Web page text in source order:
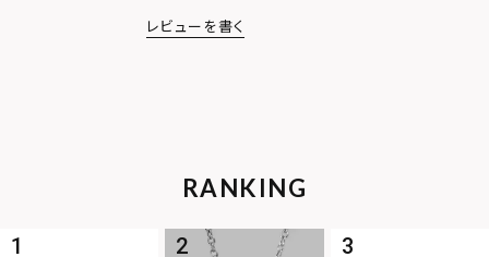
レビューを書く
RANKING